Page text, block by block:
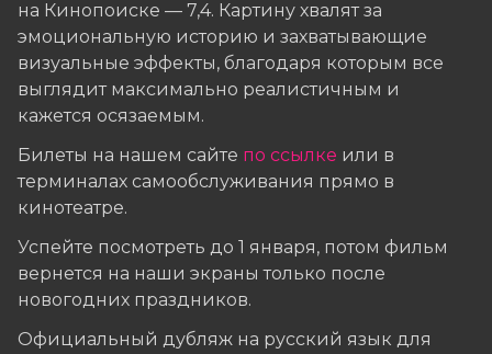
на Кинопоиске — 7,4. Картину хвалят за
эмоциональную историю и захватывающие
визуальные эффекты, благодаря которым все
выглядит максимально реалистичным и
кажется осязаемым.
Билеты на нашем сайте по ссылке или в
терминалах самообслуживания прямо в
кинотеатре.
Успейте посмотреть до 1 января, потом фильм
вернется на наши экраны только после
новогодних праздников.
Официальный дубляж на русский язык для